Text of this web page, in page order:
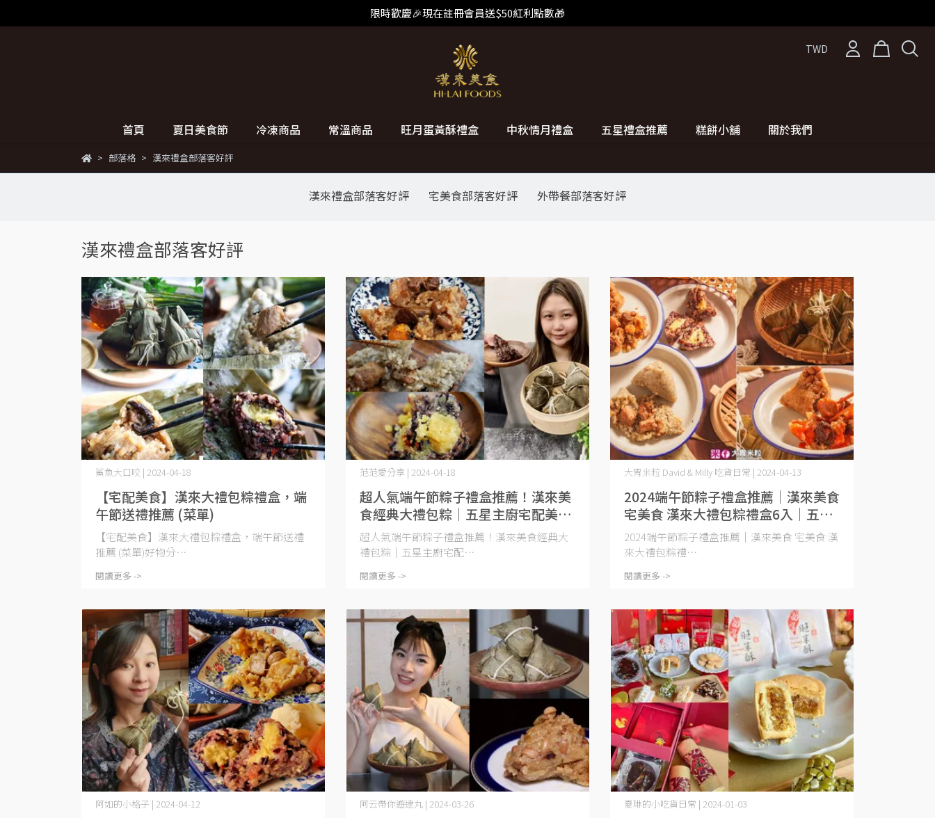
限時歡慶🎉現在註冊會員送$50紅利點數🎁
TWD
首頁 夏日美食節 冷凍商品 常溫商品 旺月蛋黃酥禮盒 中秋情月禮盒 五星禮盒推薦 糕餅小舖 關於我們
部落格 漢來禮盒部落客好評
漢來禮盒部落客好評 宅美食部落客好評 外帶餐部落客好評
漢來禮盒部落客好評
【宅配美食】漢來大禮包粽禮盒，端
午節送禮推薦 (菜單)
鯊魚大口咬 | 2024-04-18
【宅配美食】漢來大禮包粽禮盒，端午節送禮
推薦 (菜單)好物分⋯
閱讀更多 ->
超人氣端午節粽子禮盒推薦！漢來美
食經典大禮包粽｜五星主廚宅配美食
推薦｜ 3 款人氣口味一次滿足
范范愛分享 | 2024-04-18
超人氣端午節粽子禮盒推薦！漢來美食經典大
禮包粽｜五星主廚宅配⋯
閱讀更多 ->
2024端午節粽子禮盒推薦│漢來美食
宅美食 漢來大禮包粽禮盒6入│五星
主廚監製~3款人氣口味一次嚐(台式
一品粽/松露富貴粽/紫米養生綠豆粽)
大胃米粒 David & Milly 吃貨日常 | 2024-04-13
2024端午節粽子禮盒推薦│漢來美食 宅美食 漢
來大禮包粽禮⋯
閱讀更多 ->
阿如的小格子 | 2024-04-12 阿云帶你遊逮丸 | 2024-03-26 夏琳的小吃貨日常 | 2024-01-03